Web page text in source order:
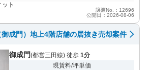
ト
譲渡No.：12696
公開日：2026-08-06
成門）地上4階店舗の居抜き売却案件
御成門(都営三田線) 徒歩 1分
現賃料/坪単価